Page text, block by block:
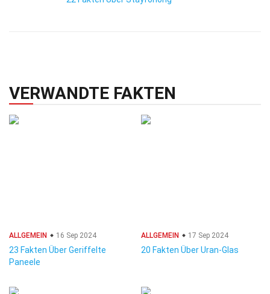
VERWANDTE FAKTEN
ALLGEMEIN 16 Sep 2024
23 Fakten Über Geriffelte
Paneele
ALLGEMEIN 17 Sep 2024
20 Fakten Über Uran-Glas